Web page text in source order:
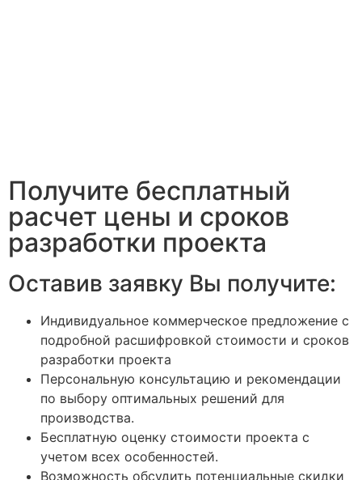
Получите бесплатный
расчет цены и сроков
разработки проекта
Оставив заявку Вы получите:
Индивидуальное коммерческое предложение с
подробной расшифровкой стоимости и сроков
разработки проекта
Персональную консультацию и рекомендации
по выбору оптимальных решений для
производства.
Бесплатную оценку стоимости проекта с
учетом всех особенностей.
Возможность обсудить потенциальные скидки